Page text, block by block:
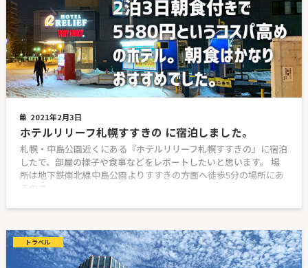
2021年2月3日
ホテルリリーフ札幌すすきの に宿泊しました。
札幌・中島公園近くにある『ホテルリリーフ札幌すすきの』に宿泊
したで、部屋の様子や食事などをレポートしたいと思います。 場
所は地下鉄南北線中島公園よりすすきの方面へ徒歩5分の場所にあ
るので
トラベル